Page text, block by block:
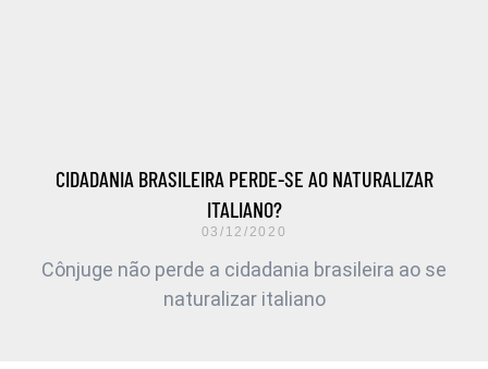
CIDADANIA BRASILEIRA PERDE-SE AO NATURALIZAR
ITALIANO?
03/12/2020
Cônjuge não perde a cidadania brasileira ao se
naturalizar italiano